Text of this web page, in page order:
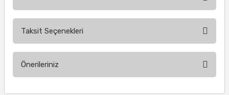
Taksit Seçenekleri
Önerileriniz